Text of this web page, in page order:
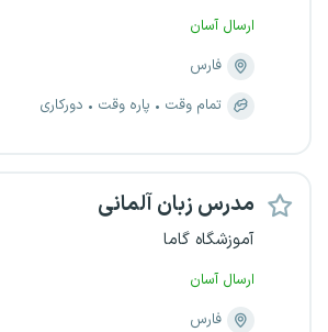
ارسال آسان
فارس
تمام وقت
پاره وقت دورکاری
مدرس زبان آلمانی
آموزشگاه گاما
ارسال آسان
فارس